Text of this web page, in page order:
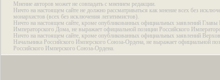
Мнение авторов может не совпадать с мнением редакции.
Ничто на настоящем сайте не должно рассматриваться как мнение всех без
монархистов (всех без исключения легитимистов).
Ничто на настоящем сайте, кроме опубликованных официальных заявлений Главы
Императорского Дома, не выражает официальной позиции Российского
Ничто на настоящем сайте, кроме опубликованных официальных заявлений
Начальника Российского Имперского Союза-Ордена, не выражает официальной
Российского Имперского Союза-Ордена.